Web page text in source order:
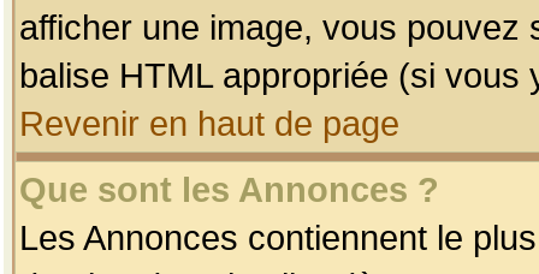
afficher une image, vous pouvez
balise HTML appropriée (si vous
Revenir en haut de page
Que sont les Annonces ?
Les Annonces contiennent le